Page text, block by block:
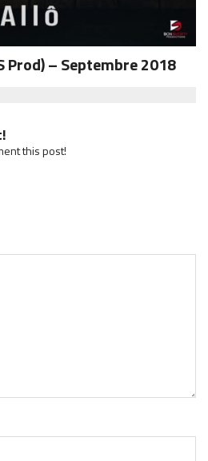
Prod) – Septembre 2018
this post!